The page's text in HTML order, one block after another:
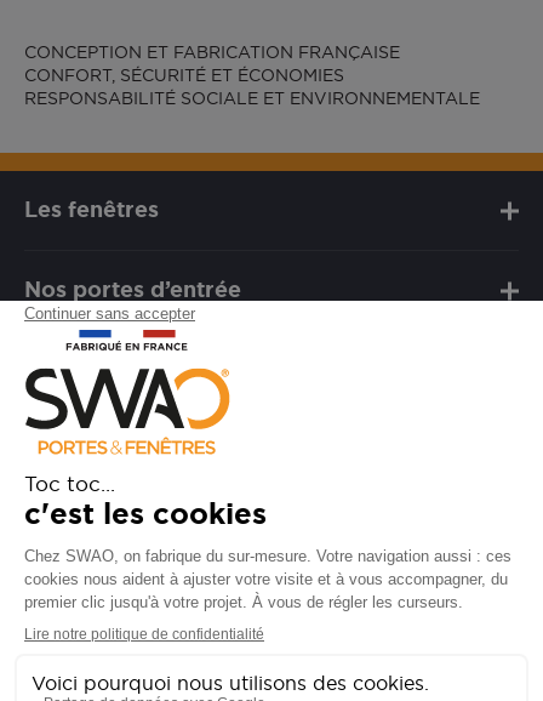
CONCEPTION ET FABRICATION FRANÇAISE
CONFORT, SÉCURITÉ ET ÉCONOMIES
RESPONSABILITÉ SOCIALE ET ENVIRONNEMENTALE
Les fenêtres
Nos portes d’entrée
Notre marque
Besoin d'assistance ?
Garanties
SAV
Besoin d'informations ? Nos
conseillers sont à votre écoute.
CONTACTEZ-NOUS